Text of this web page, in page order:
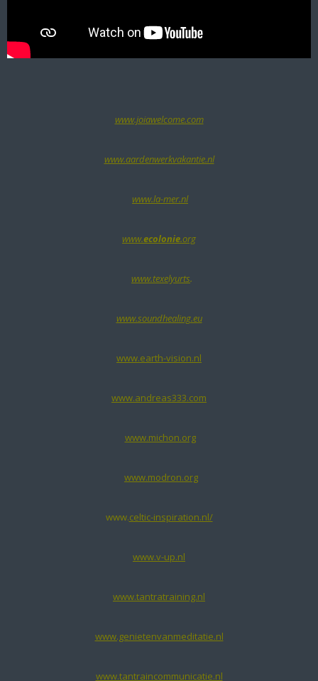
www.joiawelcome.com
www.aardenwerkvakantie.nl
www.la-mer.nl
www.­ecolonie.­org
www.texelyurts.
www.soundhealing.eu
www.earth-vision.nl
www.andreas333.com
www.michon.org
www.modron.org
www.celtic-inspiration.nl/
www.v-up.nl
www.tantratraining.nl
www.genietenvanmeditatie.nl
www.tantraincommunicatie.nl